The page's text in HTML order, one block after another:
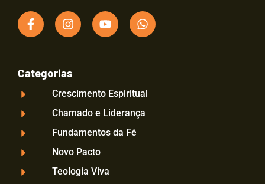
Categorias
Crescimento Espiritual
Chamado e Liderança
Fundamentos da Fé
Novo Pacto
Teologia Viva